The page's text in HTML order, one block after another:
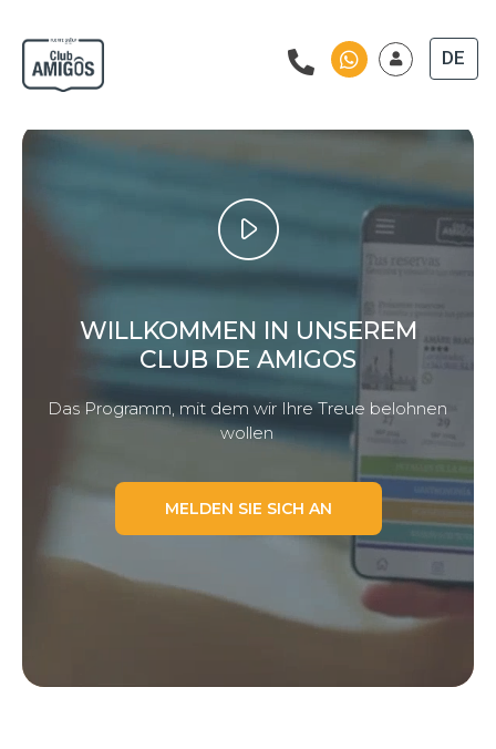
DE
WILLKOMMEN IN UNSEREM
CLUB DE AMIGOS
Das Programm, mit dem wir Ihre Treue belohnen
wollen
MELDEN SIE SICH AN